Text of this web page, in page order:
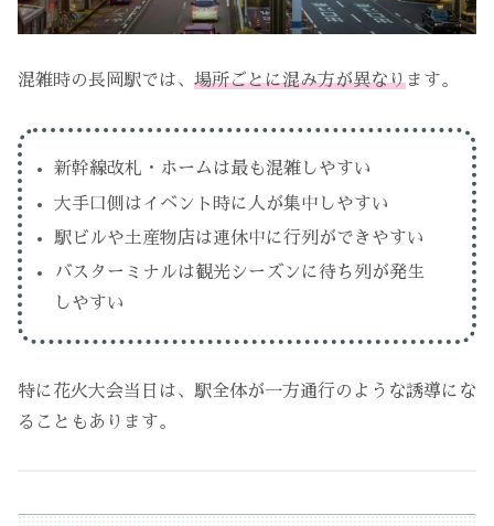
混雑時の長岡駅では、 場所ごとに混み方が異なります。
新幹線改札・ホームは最も混雑しやすい
大手口側はイベント時に人が集中しやすい
駅ビルや土産物店は連休中に行列ができやすい
バスターミナルは観光シーズンに待ち列が発生
しやすい
特に花火大会当日は、駅全体が一方通行のような誘導にな
ることもあります。